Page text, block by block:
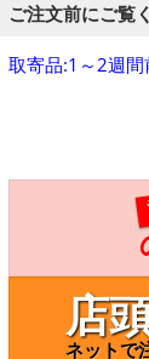
ご注文前にご覧
取寄品:1～2週
店
ネットで